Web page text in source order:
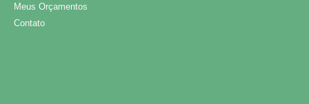
Meus Orçamentos
Contato